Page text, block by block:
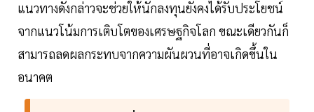
แนวทางดังกล่าวจะช่วยให้นักลงทุนยังคงได้รับประโยชน์
จากแนวโน้มการเติบโตของเศรษฐกิจโลก ขณะเดียวกันก็
สามารถลดผลกระทบจากความผันผวนที่อาจเกิดขึ้นใน
อนาคต